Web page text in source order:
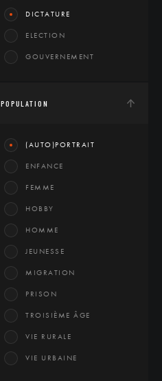
DICTATURE
ELECTION
GOUVERNEMENT
POPULATION
(AUTO)PORTRAIT
ENFANCE
FEMME
HOBBY
HOMME
JEUNESSE
MIGRATION
PRISON
TROISIÈME ÂGE
VIE RURALE
VIE URBAINE